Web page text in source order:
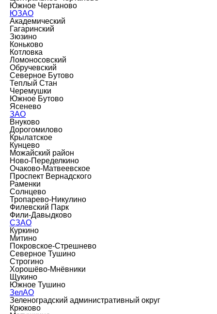
Южное Чертаново
ЮЗАО
Академический
Гагаринский
Зюзино
Коньково
Котловка
Ломоносовский
Обручевский
Северное Бутово
Теплый Стан
Черемушки
Южное Бутово
Ясенево
ЗАО
Внуково
Дорогомилово
Крылатское
Кунцево
Можайский район
Ново-Переделкино
Очаково-Матвеевское
Проспект Вернадского
Раменки
Солнцево
Тропарево-Никулино
Филевский Парк
Фили-Давыдково
СЗАО
Куркино
Митино
Покровское-Стрешнево
Северное Тушино
Строгино
Хорошёво-Мнёвники
Щукино
Южное Тушино
ЗелАО
Зеленоградский административный округ
Крюково